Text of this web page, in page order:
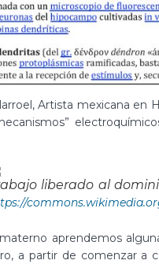
Artista mexicana
liberado al
aprendemos
a partir de comenzar a